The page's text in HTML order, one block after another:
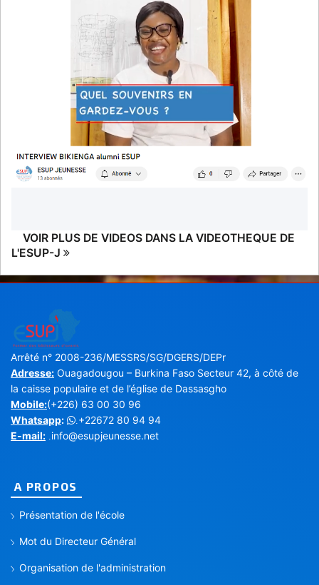
VOIR PLUS DE VIDEOS DANS LA VIDEOTHEQUE DE
L'ESUP-J
Arrêté n° 2008-236/MESSRS/SG/DGERS/DEPr
Adresse: Ouagadougou – Burkina Faso Secteur 42, à côté de
la caisse populaire et de l’église de Dassasgho
Mobile:(+226) 63 00 30 96
Whatsapp:
+22672 80 94 94
E-mail: info@esupjeunesse.net
A PROPOS
Présentation de l'école
Mot du Directeur Général
Organisation de l'administration